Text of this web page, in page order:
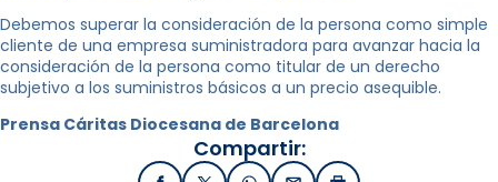
Debemos superar la consideración de la persona como simple
cliente de una empresa suministradora para avanzar hacia la
consideración de la persona como titular de un derecho
subjetivo a los suministros básicos a un precio asequible.
Prensa Cáritas Diocesana de Barcelona
Compartir: